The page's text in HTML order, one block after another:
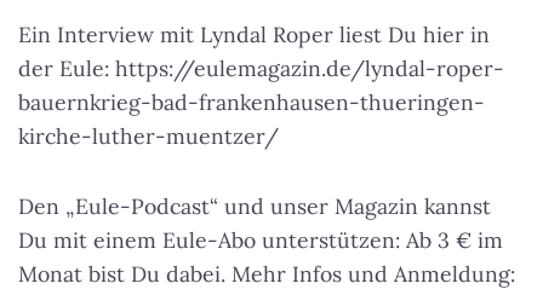
Ein Interview mit Lyndal Roper liest Du hier in
der Eule: https://eulemagazin.de/lyndal-roper-
bauernkrieg-bad-frankenhausen-thueringen-
kirche-luther-muentzer/
Den „Eule-Podcast“ und unser Magazin kannst
Du mit einem Eule-Abo unterstützen: Ab 3 € im
Monat bist Du dabei. Mehr Infos und Anmeldung: